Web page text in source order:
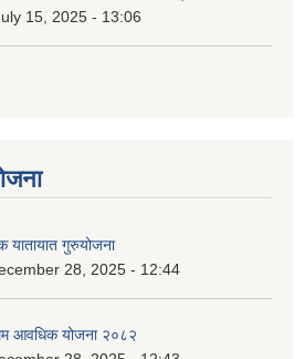
15, 2025 - 13:06
यातायात गुरुयोजना
28, 2025 - 12:44
आवधिक योजना २०८२